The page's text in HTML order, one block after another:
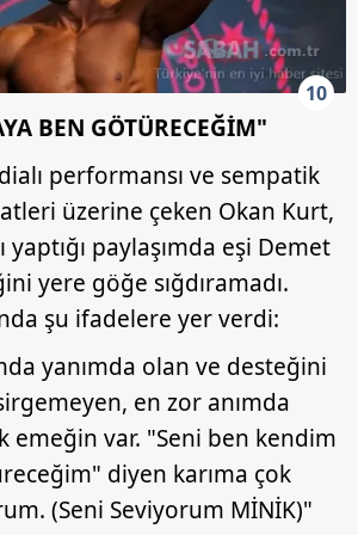
olup gerekli olan çerezler bilgi
sunulması amacıyla
çerezler, sitemizin daha işlevsel
ve sizlere yönelik
yapılması, amaçlarıyla
dahilinde kullanılacaktır.
aşağıda yer alan panel
Çerezlere ilişkin detaylı bilgi
tıklayabilir,Çerez Bilgilendirme
Korunması Kanunu uyarınca
Metnimizi okumak ve sitemizde
olarak kullanılan çerezlerle ilgili bilgi
.
10
BEN GÖTÜRECEĞİM"
performansı ve sempatik
üzerine çeken Okan Kurt,
yaptığı paylaşımda eşi Demet
yere göğe sığdıramadı.
şu ifadelere yer verdi:
yanımda olan ve desteğini
en zor anımda
emeğin var. "Seni ben kendim
diyen karıma çok
(Seni Seviyorum MİNİK)"